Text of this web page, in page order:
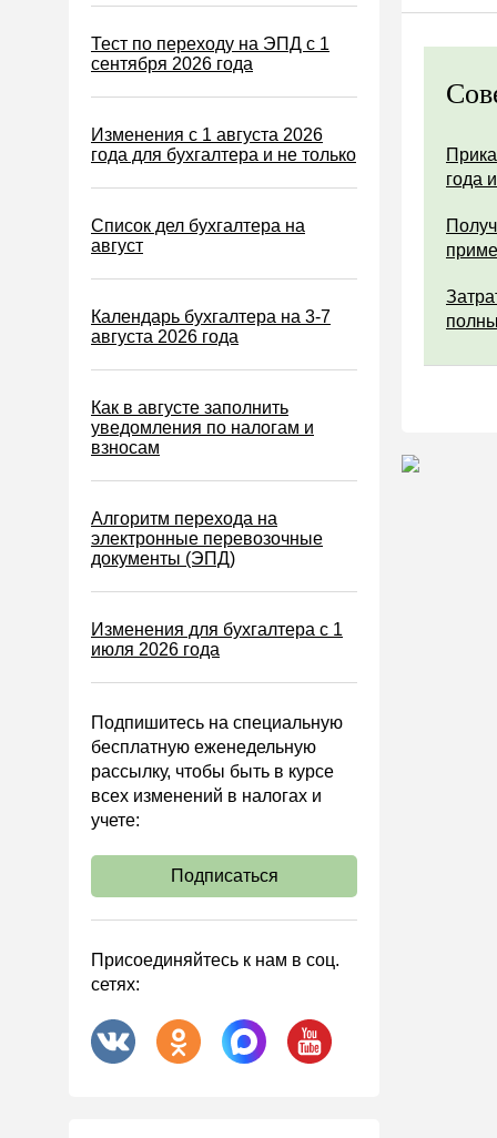
Торговый сбор
Туристический налог
Водный налог
Экологический налог
Налог на игорный бизнес
Акцизы
Возврат и зачет налогов
Налоговые проверки
Ответственность
Статистика
Онлайн-кассы ККТ ККМ
Управленческий учет
Анализ хозяйственной
Охрана труда и аттестация
Охрана труда
Налоговое планирование
Финансовый контроль
Договоры
ООО
АО
Госзакупки
Тест по переходу на ЭПД с 1
сентября 2026 года
Изменения с 1 августа 2026
года для бухгалтера и не только
Список дел бухгалтера на
август
Календарь бухгалтера на 3-7
августа 2026 года
Как в августе заполнить
уведомления по налогам и
взносам
Алгоритм перехода на
электронные перевозочные
документы (ЭПД)
Изменения для бухгалтера с 1
июля 2026 года
Подпишитесь на специальную
бесплатную еженедельную
рассылку, чтобы быть в курсе
всех изменений в налогах и
учете:
Подписаться
Присоединяйтесь к нам в соц.
сетях:
года